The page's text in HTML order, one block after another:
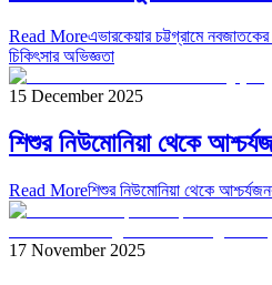
Read Moreএভারকেয়ার চট্টগ্রামে
চিকিৎসার অভিজ্ঞতা
15 December 2025
শিশুর নিউমোনিয়া থেকে
Read Moreশিশুর নিউমোনিয়া থেকে
17 November 2025